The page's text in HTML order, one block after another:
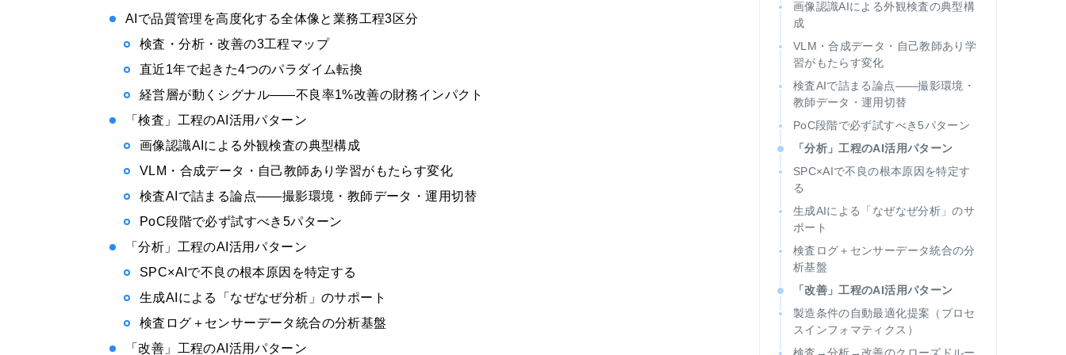
AIで品質管理を高度化する全体像と業務工程3区分
検査・分析・改善の3工程マップ
直近1年で起きた4つのパラダイム転換
経営層が動くシグナル——不良率1%改善の財務インパクト
「検査」工程のAI活用パターン
画像認識AIによる外観検査の典型構成
VLM・合成データ・自己教師あり学習がもたらす変化
検査AIで詰まる論点——撮影環境・教師データ・運用切替
PoC段階で必ず試すべき5パターン
「分析」工程のAI活用パターン
SPC×AIで不良の根本原因を特定する
生成AIによる「なぜなぜ分析」のサポート
検査ログ＋センサーデータ統合の分析基盤
「改善」工程のAI活用パターン
画像認識AIによる外観検査の典型構
成
VLM・合成データ・自己教師あり学
習がもたらす変化
検査AIで詰まる論点——撮影環境・
教師データ・運用切替
PoC段階で必ず試すべき5パターン
「分析」工程のAI活用パターン
SPC×AIで不良の根本原因を特定す
る
生成AIによる「なぜなぜ分析」のサ
ポート
検査ログ＋センサーデータ統合の分
析基盤
「改善」工程のAI活用パターン
製造条件の自動最適化提案（プロセ
スインフォマティクス）